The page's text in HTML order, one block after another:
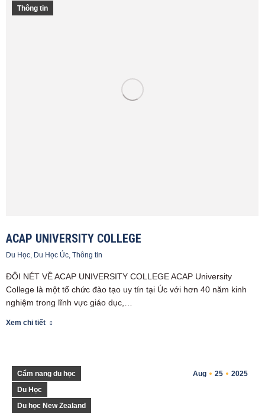
Thông tin
ACAP UNIVERSITY COLLEGE
Du Học, Du Học Úc, Thông tin
ĐÔI NÉT VỀ ACAP UNIVERSITY COLLEGE ACAP University
College là một tổ chức đào tạo uy tín tại Úc với hơn 40 năm kinh
nghiệm trong lĩnh vực giáo dục,…
Xem chi tiết
Aug 25 2025
Cẩm nang du học
Du Học
Du học New Zealand